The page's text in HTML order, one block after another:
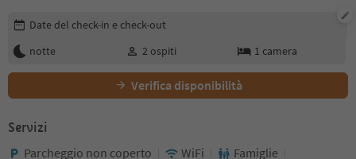
Modifica i dettagli della prenotazione
Date del check-in e check-out
notte
2 ospiti 1 camera
Verifica disponibilità
Servizi
Parcheggio non coperto WiFi
Famiglie